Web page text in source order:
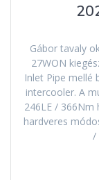
Gábor tavaly
27WON
Inlet Pipe mellé
intercooler. A
246LE / 366Nm
hardveres
/